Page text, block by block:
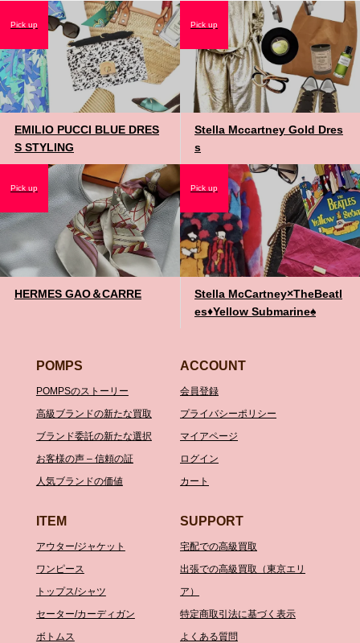
EMILIO PUCCI BLUE DRES
S STYLING
Pick up
Stella Mccartney Gold Dres
s
Pick up
HERMES GAO＆CARRE
Pick up
Stella McCartney×TheBeatl
es♦️Yellow Submarine♠️
Pick up
POMPS
POMPSのストーリー
高級ブランドの新たな買取
ブランド委託の新たな選択
お客様の声 – 信頼の証
人気ブランドの価値
ACCOUNT
会員登録
プライバシーポリシー
マイアページ
ログイン
カート
ITEM
アウター/ジャケット
ワンピース
トップス/シャツ
セーター/カーディガン
ボトムス
SUPPORT
宅配での高級買取
出張での高級買取（東京エリ
ア）
特定商取引法に基づく表示
よくある質問